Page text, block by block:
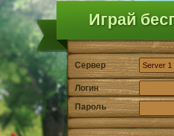
Играй
Сервер
Логин
Пароль